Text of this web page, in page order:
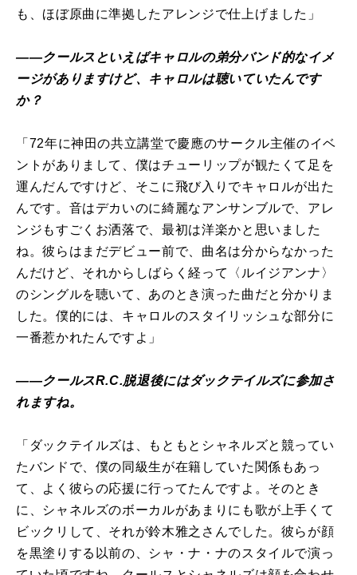
も、ほぼ原曲に準拠したアレンジで仕上げました」
――クールスといえばキャロルの弟分バンド的なイメ
ージがありますけど、キャロルは聴いていたんです
か？
「72年に神田の共立講堂で慶應のサークル主催のイベ
ントがありまして、僕はチューリップが観たくて足を
運んだんですけど、そこに飛び入りでキャロルが出た
んです。音はデカいのに綺麗なアンサンブルで、アレ
ンジもすごくお洒落で、最初は洋楽かと思いました
ね。彼らはまだデビュー前で、曲名は分からなかった
んだけど、それからしばらく経って〈ルイジアンナ〉
のシングルを聴いて、あのとき演った曲だと分かりま
した。僕的には、キャロルのスタイリッシュな部分に
一番惹かれたんですよ」
――クールスR.C.脱退後にはダックテイルズに参加さ
れますね。
「ダックテイルズは、もともとシャネルズと競ってい
たバンドで、僕の同級生が在籍していた関係もあっ
て、よく彼らの応援に行ってたんですよ。そのとき
に、シャネルズのボーカルがあまりにも歌が上手くて
ビックリして、それが鈴木雅之さんでした。彼らが顔
を黒塗りする以前の、シャ・ナ・ナのスタイルで演っ